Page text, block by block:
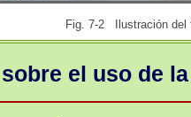
Fig. 7-2 Ilustración del
el uso de